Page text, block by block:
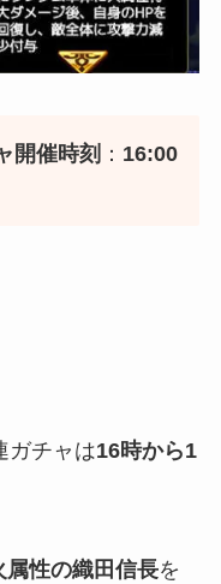
開催時刻 ： 16:00
ガチャは16時から1
属性の織田信長を